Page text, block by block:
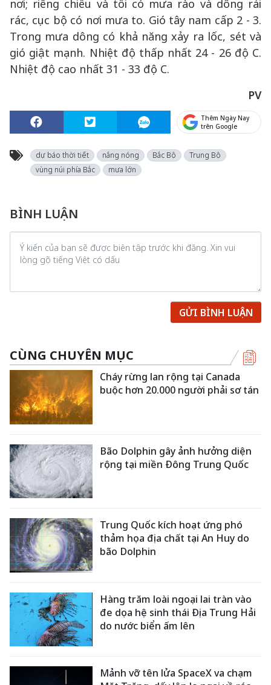
nơi; riêng chiều và tối có mưa rào và dông rải
rác, cục bộ có nơi mưa to. Gió tây nam cấp 2 - 3.
Trong mưa dông có khả năng xảy ra lốc, sét và
gió giật mạnh. Nhiệt độ thấp nhất 24 - 26 độ C.
Nhiệt độ cao nhất 31 - 33 độ C.
PV
Thêm Ngày Nay
trên Google
dự báo thời tiết nắng nóng Bắc Bộ
Trung Bộ
vùng núi phía Bắc
mưa lớn
BÌNH LUẬN
GỬI BÌNH LUẬN
CÙNG CHUYÊN MỤC
Cháy rừng lan rộng tại Canada
buộc hơn 20.000 người phải sơ tán
Bão Dolphin gây ảnh hưởng diện
rộng tại miền Đông Trung Quốc
Trung Quốc kích hoạt ứng phó
thảm họa địa chất tại An Huy do
bão Dolphin
Hàng trăm loài ngoại lai tràn vào
đe dọa hệ sinh thái Địa Trung Hải
do nước biển ấm lên
Mảnh vỡ tên lửa SpaceX va chạm